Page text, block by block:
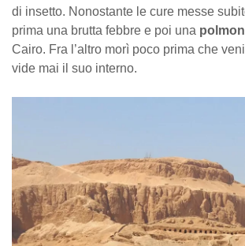
di insetto. Nonostante le cure messe
prima una brutta febbre e poi una
Cairo. Fra l’altro morì poco prima che
vide mai il suo interno.